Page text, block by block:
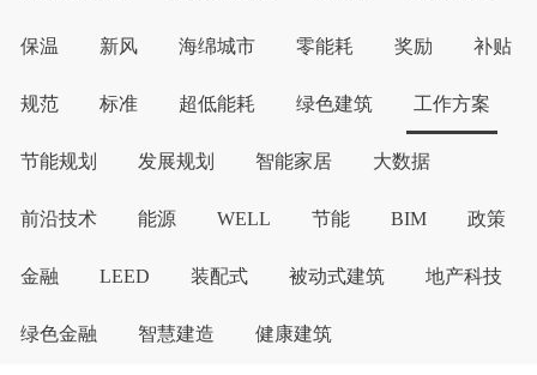
保温 新风 海绵城市 零能耗 奖励 补贴
规范 标准 超低能耗 绿色建筑 工作方案
节能规划 发展规划 智能家居 大数据
前沿技术 能源 WELL 节能 BIM 政策
金融 LEED 装配式 被动式建筑 地产科技
绿色金融 智慧建造 健康建筑